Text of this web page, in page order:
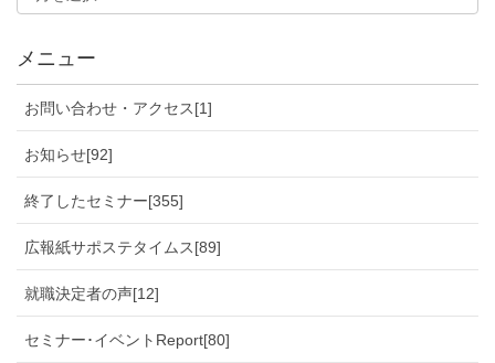
メニュー
お問い合わせ・アクセス[1]
お知らせ[92]
終了したセミナー[355]
広報紙サポステタイムス[89]
就職決定者の声[12]
セミナー･イベントReport[80]